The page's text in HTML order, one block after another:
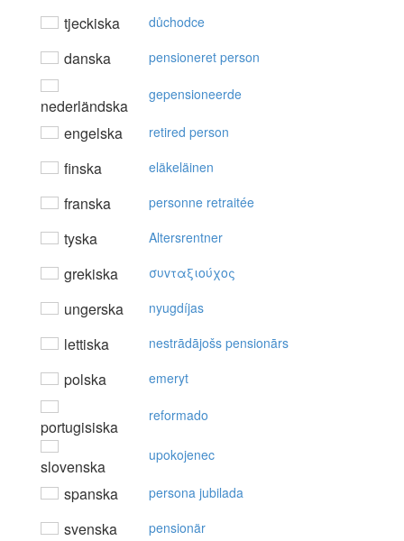
tjeckiska důchodce
danska pensioneret person
nederländska
gepensioneerde
engelska retired person
finska eläkeläinen
franska personne retraitée
tyska Altersrentner
grekiska συvταξιoύχoς
ungerska nyugdíjas
lettiska nestrādājošs pensionārs
polska emeryt
portugisiska
reformado
slovenska
upokojenec
spanska persona jubilada
svenska pensionär